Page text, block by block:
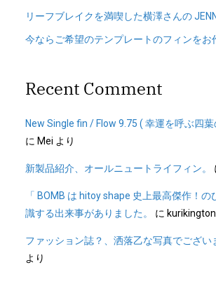
リーフブレイクを満喫した横澤さんの
今ならご希望のテンプレートのフィンをお
Recent Comment
New Single fin / Flow 9.75 ( 幸運を呼ぶ四
に Mei より
新製品紹介、オールニュートライフィン。
「 BOMB は hitoy shape 史上最高傑作！
識する出来事がありました。
に
ファッション誌？、洒落乙な写真でござい
より